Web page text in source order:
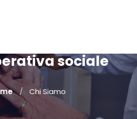
sociale
Chi Siamo